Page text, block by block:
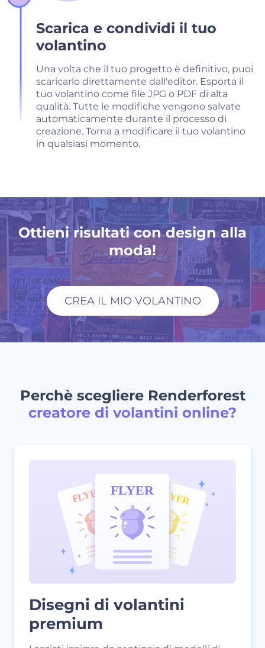
Scarica e condividi il tuo
volantino
Una volta che il tuo progetto è definitivo, puoi
scaricarlo direttamente dall'editor. Esporta il
tuo volantino come file JPG o PDF di alta
qualità. Tutte le modifiche vengono salvate
automaticamente durante il processo di
creazione. Torna a modificare il tuo volantino
in qualsiasi momento.
Ottieni risultati con design alla
moda!
CREA IL MIO VOLANTINO
Perchè scegliere Renderforest
creatore di volantini online?
Disegni di volantini
premium